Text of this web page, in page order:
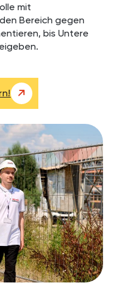
mit
Bereich gegen
bis Untere